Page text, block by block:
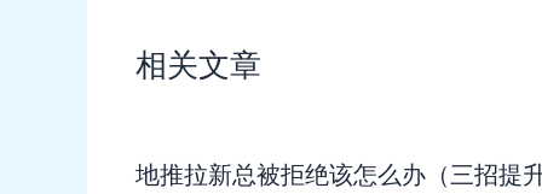
相关文章
地推拉新总被拒绝该怎么办（三招提